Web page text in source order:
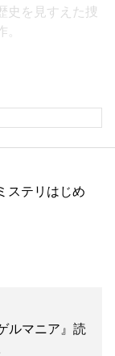
史を見すえた捜
ステリはじめ
ルマニア』読